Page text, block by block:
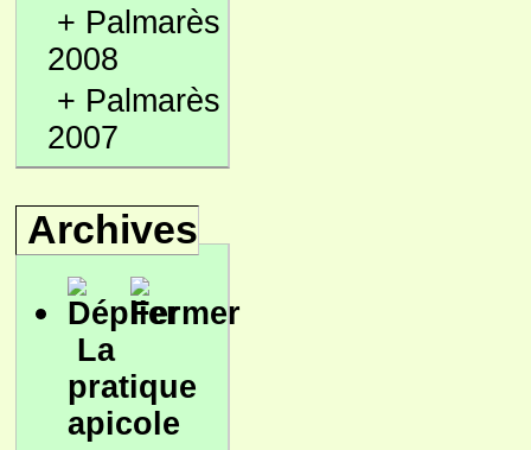
+ Palmarès
2008
+ Palmarès
2007
Archives
La
pratique
apicole